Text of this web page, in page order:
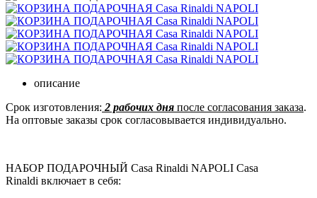
описание
Срок изготовления: 2 рабочих дня после согласования заказа.
На оптовые заказы срок согласовывается индивидуально.
НАБОР ПОДАРОЧНЫЙ Casa Rinaldi NAPOLI Casa
Rinaldi включает в себя: